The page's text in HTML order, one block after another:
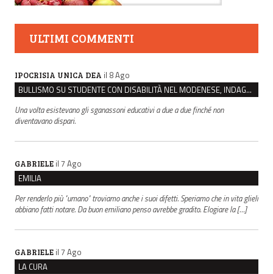
ULTIMI COMMENTI
IPOCRISIA UNICA DEA il 8 Ago
BULLISMO SU STUDENTE CON DISABILITÀ NEL MODENESE, INDAGATI DUE RAGAZZI DI 16 ANNI
Una volta esistevano gli sganassoni educativi a due a due finché non
diventavano dispari.
GABRIELE il 7 Ago
EMILIA
Per renderlo più "umano" troviamo anche i suoi difetti. Speriamo che in vita glieli
abbiano fatti notare. Da buon emiliano penso avrebbe gradito. Elogiare la […]
GABRIELE il 7 Ago
LA CURA